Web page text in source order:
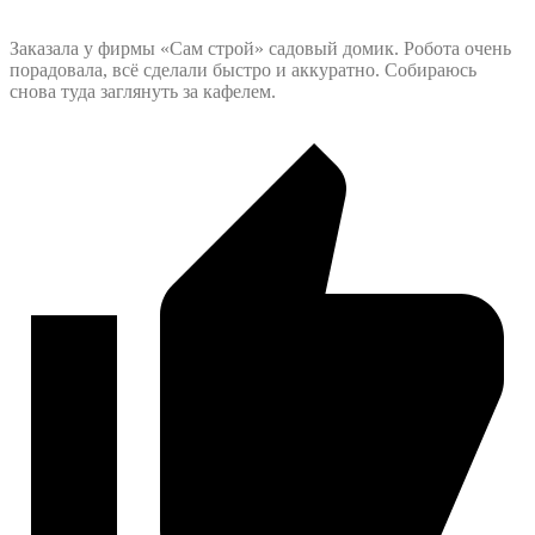
Заказала у фирмы «Сам строй» садовый домик. Робота очень
порадовала, всё сделали быстро и аккуратно. Собираюсь
снова туда заглянуть за кафелем.